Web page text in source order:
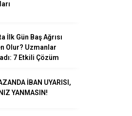
İlk Gün Baş Ağrısı
Olur? Uzmanlar
7 Etkili Çözüm
İBAN UYARISI,
YANMASIN!